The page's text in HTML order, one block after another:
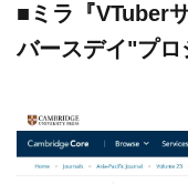
■ミラ『VTuber
バースデイ"プロ